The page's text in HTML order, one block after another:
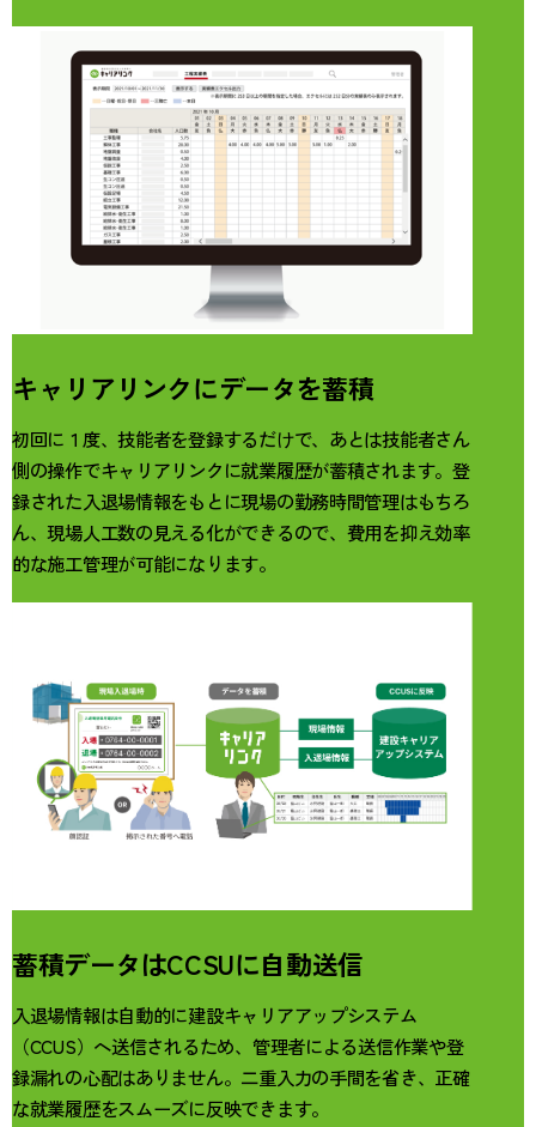
キャリアリンクにデータを蓄積
初回に１度、技能者を登録するだけで、 あとは技能者さん
側の操作でキャリアリンクに就業履歴が蓄積されます。登
録された入退場情報をもとに現場の勤務時間管理はもちろ
ん、現場人工数の見える化ができるので、 費用を抑え効率
的な施工管理が可能になります。
蓄積データはCCSUに自動送信
入退場情報は自動的に建設キャリアアップシステム
（CCUS）へ送信されるため、管理者による送信作業や登
録漏れの心配はありません。二重入力の手間を省き、正確
な就業履歴をスムーズに反映できます。